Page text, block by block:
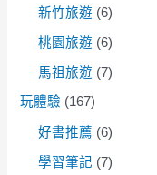
新竹旅遊 (6)
桃園旅遊 (6)
馬祖旅遊 (7)
玩體驗 (167)
好書推薦 (6)
學習筆記 (7)